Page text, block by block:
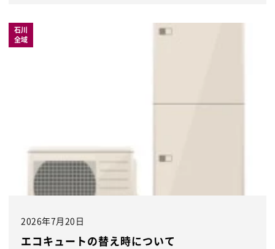
石川
全域
2026年7月20日
エコキュートの替え時について